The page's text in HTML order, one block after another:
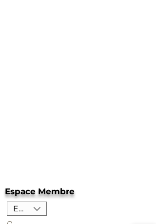
Espace Membre
EUR (€)